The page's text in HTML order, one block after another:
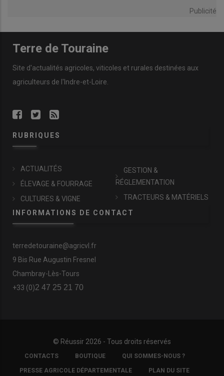
Publicité
Terre de Touraine
Site d'actualités agricoles, viticoles et rurales destinées aux
agriculteurs de l'Indre-et-Loire.
RUBRIQUES
ACTUALITÉS
ÉLEVAGE & FOURRAGE
CULTURES & VIGNE
GESTION &
RÉGLEMENTATION
TRACTEURS & MATÉRIELS
INFORMATIONS DE CONTACT
terredetouraine@agricvl.fr
9 Bis Rue Augustin Fresnel
Chambray-Lès-Tours
+33 (0)2 47 25 21 70
© Réussir 2026 - Tous droits réservés
FOOTER
COPYRIGHT
CONTACTS BOUTIQUE QUI SOMMES-NOUS ?
PRESSE AGRICOLE DÉPARTEMENTALE PLAN DU SITE